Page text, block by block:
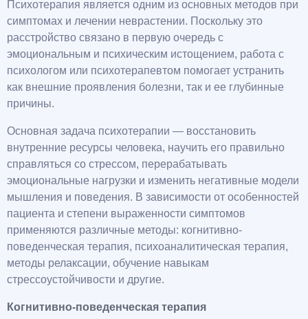
Психотерапия является одним из основных методов при
симптомах и лечении неврастении. Поскольку это
расстройство связано в первую очередь с
эмоциональным и психическим истощением, работа с
психологом или психотерапевтом помогает устранить
как внешние проявления болезни, так и ее глубинные
причины.
Основная задача психотерапии — восстановить
внутренние ресурсы человека, научить его правильно
справляться со стрессом, перерабатывать
эмоциональные нагрузки и изменить негативные модели
мышления и поведения. В зависимости от особенностей
пациента и степени выраженности симптомов
применяются различные методы: когнитивно-
поведенческая терапия, психоаналитическая терапия,
методы релаксации, обучение навыкам
стрессоустойчивости и другие.
Когнитивно-поведенческая терапия